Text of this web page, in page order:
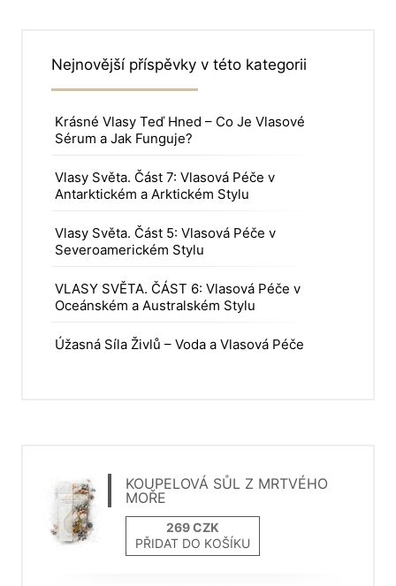
Nejnovější příspěvky v této kategorii
Krásné Vlasy Teď Hned – Co Je Vlasové
Sérum a Jak Funguje?
Vlasy Světa. Část 7: Vlasová Péče v
Antarktickém a Arktickém Stylu
Vlasy Světa. Část 5: Vlasová Péče v
Severoamerickém Stylu
VLASY SVĚTA. ČÁST 6: Vlasová Péče v
Oceánském a Australském Stylu
Úžasná Síla Živlů – Voda a Vlasová Péče
KOUPELOVÁ SŮL Z MRTVÉHO
MOŘE
PŘIDAT DO KOŠÍKU